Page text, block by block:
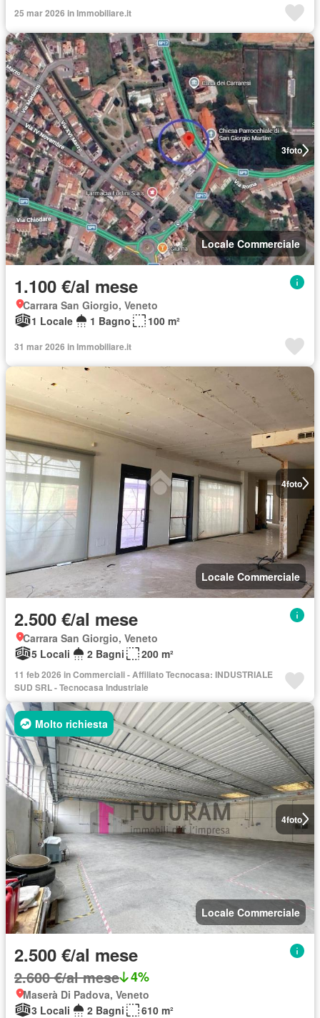
25 mar 2026 in Immobiliare.it
3foto
Locale Commerciale
1.100 €/al mese
Carrara San Giorgio, Veneto
1 Locale
1 Bagno 100 m²
31 mar 2026 in Immobiliare.it
4foto
Locale Commerciale
2.500 €/al mese
Carrara San Giorgio, Veneto
5 Locali
2 Bagni 200 m²
11 feb 2026 in Commerciali - Affiliato Tecnocasa: INDUSTRIALE
SUD SRL - Tecnocasa Industriale
4foto
Molto richiesta
Locale Commerciale
2.500 €/al mese
2.600 €/al mese 4%
Maserà Di Padova, Veneto
3 Locali
2 Bagni 610 m²